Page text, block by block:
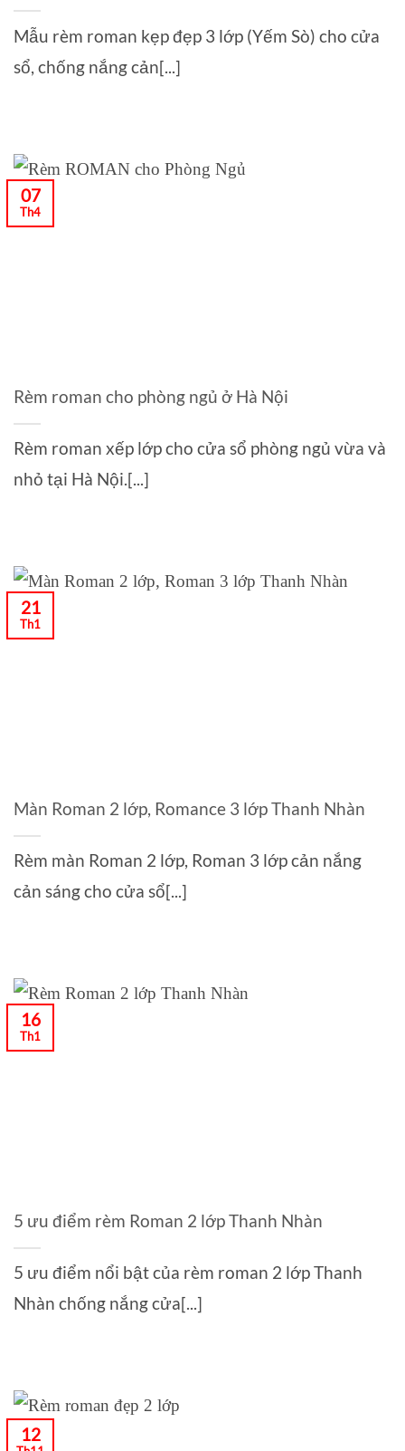
Mẫu rèm roman kẹp đẹp 3 lớp (Yếm Sò) cho cửa
sổ, chống nắng cản[...]
Rèm roman cho phòng ngủ ở Hà Nội
Rèm roman xếp lớp cho cửa sổ phòng ngủ vừa và
nhỏ tại Hà Nội.[...]
07
Th4
Màn Roman 2 lớp, Romance 3 lớp Thanh Nhàn
Rèm màn Roman 2 lớp, Roman 3 lớp cản nắng
cản sáng cho cửa sổ[...]
21
Th1
5 ưu điểm rèm Roman 2 lớp Thanh Nhàn
5 ưu điểm nổi bật của rèm roman 2 lớp Thanh
Nhàn chống nắng cửa[...]
16
Th1
12